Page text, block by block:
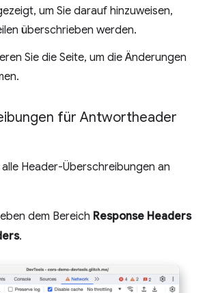
um Sie darauf hinzuweisen,
überschrieben werden.
Sie die Seite, um die Änderungen
für Antwortheader
Header-Überschreibungen an
dem Bereich Response Headers
.